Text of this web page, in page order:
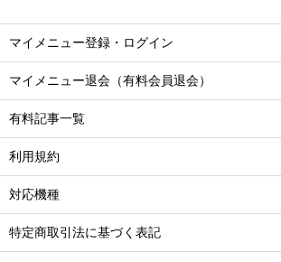
マイメニュー登録・ログイン
マイメニュー退会（有料会員退会）
有料記事一覧
利用規約
対応機種
特定商取引法に基づく表記